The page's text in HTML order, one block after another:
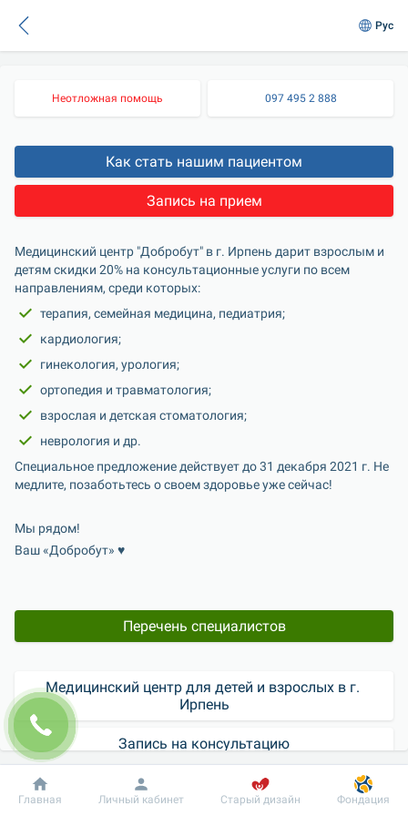
Рус
Неотложная помощь 097 495 2 888
Как стать нашим пациентом
Запись на прием
Медицинский центр "Добробут" в г. Ирпень дарит взрослым и
детям скидки 20% на консультационные услуги по всем
направлениям, среди которых:
терапия, семейная медицина, педиатрия;
кардиология;
гинекология, урология;
ортопедия и травматология;
взрослая и детская стоматология;
неврология и др.
Специальное предложение действует до 31 декабря 2021 г. Не
медлите, позаботьтесь о своем здоровье уже сейчас!
Мы рядом!
Ваш «Добробут» ♥
Перечень специалистов
Медицинский центр для детей и взрослых в г.
Ирпень
Запись на консультацию
Контакт-центр
Добробут
Информация Пациенту
Главная Личный кабинет Старый дизайн Фондация